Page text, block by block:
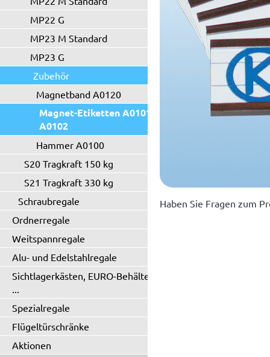
MP22 G
MP23 M Standard
MP23 G
Zubehör
Magnetband A0120
Magnet-Etiketten A0101 -
A0102
Hammer A0100
S20 Tragkraft 150 kg
S21 Tragkraft 330 kg
Schraubregale
Ordnerregale
Weitspannregale
Alu- und Edelstahlregale
Sichtlagerkästen, EURO-Behälter
...
Spezialregale
Flügeltürschränke
Aktionen
Haben Sie Fragen zum